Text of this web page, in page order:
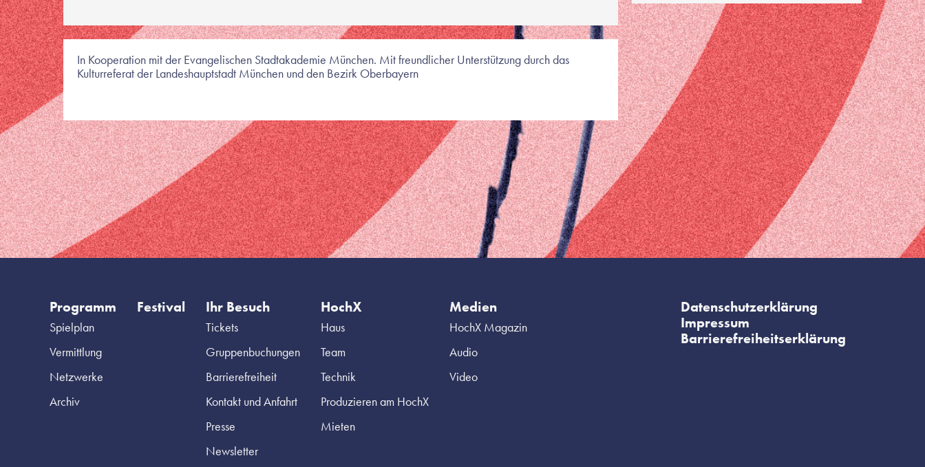
In Kooperation mit der Evangelischen Stadtakademie München. Mit freundlicher Unterstützung durch das
Kulturreferat der Landeshauptstadt München und den Bezirk Oberbayern
Programm
Spielplan
Vermittlung
Netzwerke
Archiv
Festival Ihr Besuch
Tickets
Gruppenbuchungen
Barrierefreiheit
Kontakt und Anfahrt
Presse
Newsletter
HochX
Haus
Team
Technik
Produzieren am HochX
Mieten
Medien
HochX Magazin
Audio
Video
Datenschutzerklärung
Impressum
Barrierefreiheitserklärung